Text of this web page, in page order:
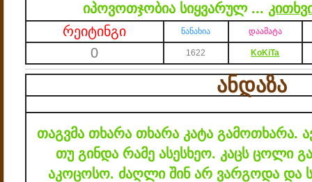
იპოვოთჯობია სიყვარულ ...
რეიტინგი
ნანახია დაამატა
0 1622 KoKiTa
ანდაზა
თაგვმა თხარა თხარა კატა გამოთხარა.
თუ გინდა რამე ასესხეო. კაცს ცოლი
აკოცოსო. ძაღლი შინ არ ვარგოდა და